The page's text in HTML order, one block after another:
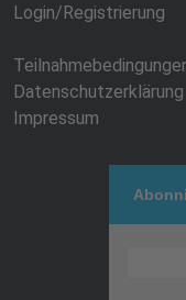
Login/Registrierung
Datenschutzerklärung
Impressum